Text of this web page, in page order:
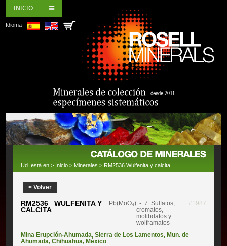
INICIO
Idioma
Ud. está en > Inicio > Minerales > RM2536 Wulfenita y calcita
< Volver
RM2536 WULFENITA Y
CALCITA
Pb(MoO₄) - 7. Sulfatos,
cromatos,
molibdatos y
wolframatos
#1987
Mina Erupción-Ahumada,Sierra de Los Lamentos, Mun. de
Ahumada,Chihuahua, México